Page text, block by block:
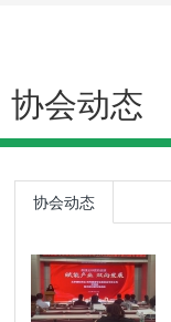
协会动态
协会动态